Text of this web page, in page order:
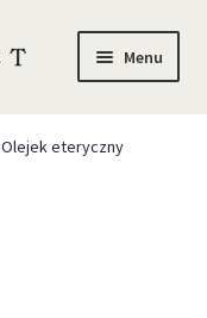
Menu
Olejek eteryczny